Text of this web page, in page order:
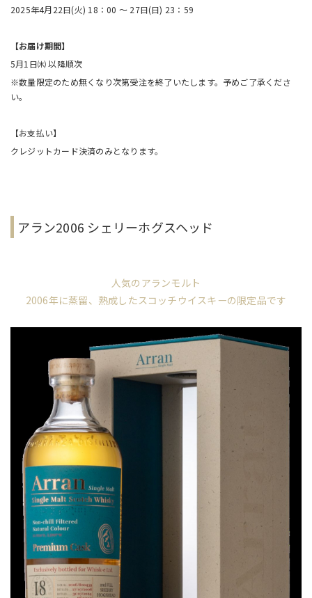
2025年4月22日(火) 18：00 ～ 27日(日) 23：59
【お届け期間】
5月1日㈭ 以降順次
※数量限定のため無くなり次第受注を終了いたします。予めご了承くださ
い。
【お支払い】
クレジットカード決済のみとなります。
アラン2006 シェリーホグスヘッド
人気のアランモルト
2006年に蒸留、熟成したスコッチウイスキーの限定品です